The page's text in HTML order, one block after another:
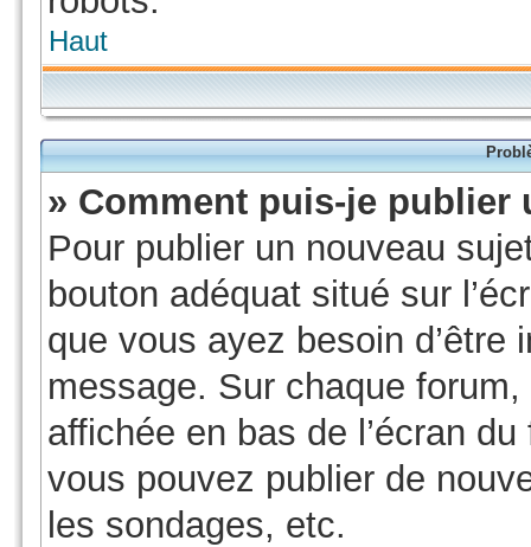
Haut
» Comment puis-je
Pour publier un nouveau
bouton adéquat situé sur
que vous ayez besoin
message. Sur chaque
affichée en bas de l’écran
vous pouvez publier de
les sondages, etc.